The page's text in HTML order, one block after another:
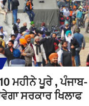
ਮਹੀਨੇ ਪੂਰੇ , ਪੰਜਾਬ-
ਸਰਕਾਰ ਖਿਲਾਫ